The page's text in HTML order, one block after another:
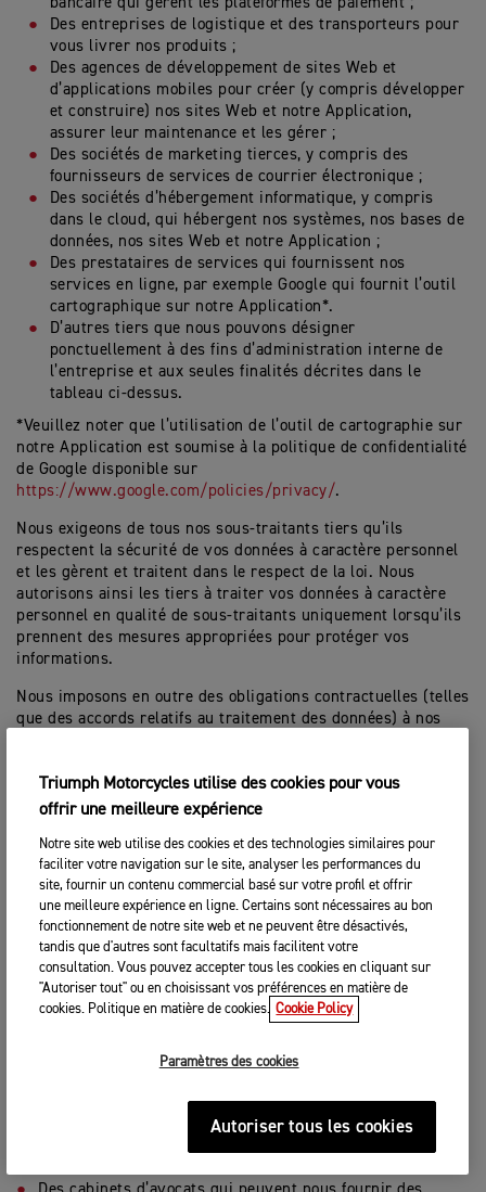
Des entreprises de logistique et des transporteurs pour
vous livrer nos produits ;
Des agences de développement de sites Web et
d’applications mobiles pour créer (y compris développer
et construire) nos sites Web et notre Application,
assurer leur maintenance et les gérer ;
Des sociétés de marketing tierces, y compris des
fournisseurs de services de courrier électronique ;
Des sociétés d’hébergement informatique, y compris
dans le cloud, qui hébergent nos systèmes, nos bases de
données, nos sites Web et notre Application ;
Des prestataires de services qui fournissent nos
services en ligne, par exemple Google qui fournit l’outil
cartographique sur notre Application*.
D’autres tiers que nous pouvons désigner
ponctuellement à des fins d’administration interne de
l’entreprise et aux seules finalités décrites dans le
tableau ci-dessus.
*Veuillez noter que l’utilisation de l’outil de cartographie sur
notre Application est soumise à la politique de confidentialité
de Google disponible sur
https://www.google.com/policies/privacy/.
Nous exigeons de tous nos sous-traitants tiers qu’ils
respectent la sécurité de vos données à caractère personnel
et les gèrent et traitent dans le respect de la loi. Nous
autorisons ainsi les tiers à traiter vos données à caractère
personnel en qualité de sous-traitants uniquement lorsqu’ils
prennent des mesures appropriées pour protéger vos
informations.
Nous imposons en outre des obligations contractuelles (telles
que des accords relatifs au traitement des données) à nos
des mesures techniques et organisationnelles appropriées.
données à caractère personnel avec :
Des concessionnaires ou distributeurs de notre réseau,
aux fins indiquées dans la présente politique de
confidentialité (p. ex., pour vous fournir des produits ou
des services) ;
Des tiers sélectionnés en vue d’une fusion, d’une vente ou
d’un transfert de parties de notre entreprise ou de nos
nouveaux propriétaires peuvent utiliser vos données à
présente politique de confidentialité. Nous pouvons
également chercher à acquérir d’autres entreprises ou à
entreprendre des fusions ;
Triumph Motorcycles utilise des cookies pour vous
offrir une meilleure expérience
Notre site web utilise des cookies et des technologies similaires pour
faciliter votre navigation sur le site, analyser les performances du
site, fournir un contenu commercial basé sur votre profil et offrir
une meilleure expérience en ligne. Certains sont nécessaires au bon
fonctionnement de notre site web et ne peuvent être désactivés,
tandis que d'autres sont facultatifs mais facilitent votre
consultation. Vous pouvez accepter tous les cookies en cliquant sur
"Autoriser tout" ou en choisissant vos préférences en matière de
cookies. Politique en matière de cookies. Cookie Policy
Paramètres des cookies
Autoriser tous les cookies